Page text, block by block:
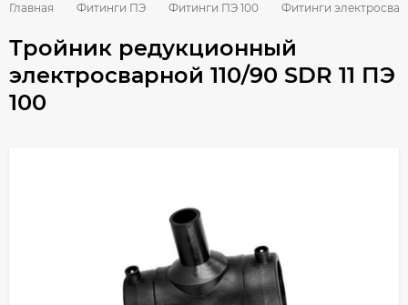
Главная Фитинги ПЭ Фитинги ПЭ 100 Фитинги
Тройник редукционный
электросварной 110/90 SDR 11 ПЭ
100